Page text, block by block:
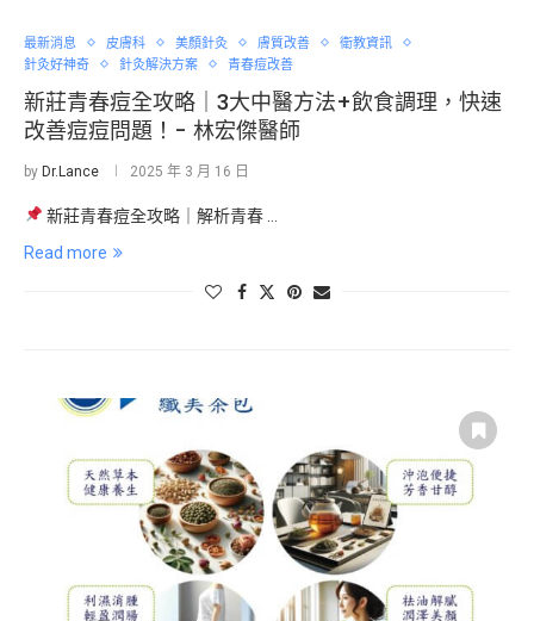
最新消息 皮膚科 美顏針灸 膚質改善
衛教資訊
針灸好神奇
針灸解決方案 青春痘改善
新莊青春痘全攻略｜3大中醫方法+飲食調理，快速
改善痘痘問題！- 林宏傑醫師
by Dr.Lance 2025 年 3 月 16 日
新莊青春痘全攻略｜解析青春 …
Read more